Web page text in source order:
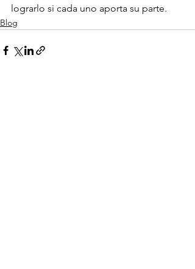
lograrlo si cada uno aporta su parte.
Blog